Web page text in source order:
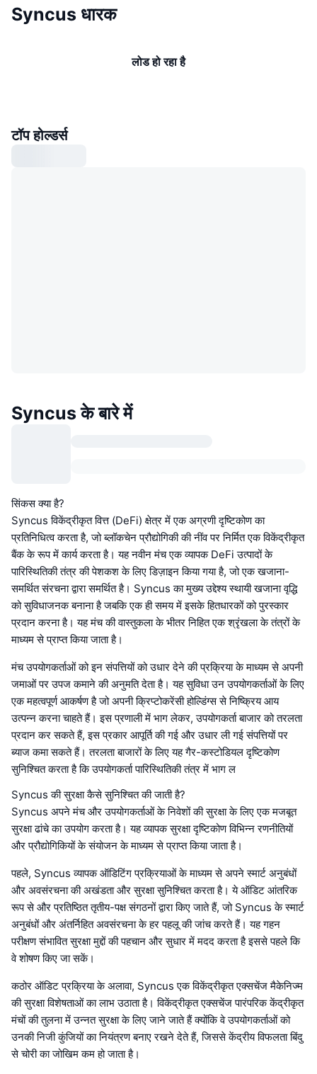
Syncus धारक
लोड हो रहा है
टॉप होल्डर्स
Syncus के बारे में
सिंकस क्या है?
Syncus विकेंद्रीकृत वित्त (DeFi) क्षेत्र में एक अग्रणी दृष्टिकोण का
प्रतिनिधित्व करता है, जो ब्लॉकचेन प्रौद्योगिकी की नींव पर निर्मित एक विकेंद्रीकृत
बैंक के रूप में कार्य करता है। यह नवीन मंच एक व्यापक DeFi उत्पादों के
पारिस्थितिकी तंत्र की पेशकश के लिए डिज़ाइन किया गया है, जो एक खजाना-
समर्थित संरचना द्वारा समर्थित है। Syncus का मुख्य उद्देश्य स्थायी खजाना वृद्धि
को सुविधाजनक बनाना है जबकि एक ही समय में इसके हितधारकों को पुरस्कार
प्रदान करना है। यह मंच की वास्तुकला के भीतर निहित एक श्रृंखला के तंत्रों के
माध्यम से प्राप्त किया जाता है।
मंच उपयोगकर्ताओं को इन संपत्तियों को उधार देने की प्रक्रिया के माध्यम से अपनी
जमाओं पर उपज कमाने की अनुमति देता है। यह सुविधा उन उपयोगकर्ताओं के लिए
एक महत्वपूर्ण आकर्षण है जो अपनी क्रिप्टोकरेंसी होल्डिंग्स से निष्क्रिय आय
उत्पन्न करना चाहते हैं। इस प्रणाली में भाग लेकर, उपयोगकर्ता बाजार को तरलता
प्रदान कर सकते हैं, इस प्रकार आपूर्ति की गई और उधार ली गई संपत्तियों पर
ब्याज कमा सकते हैं। तरलता बाजारों के लिए यह गैर-कस्टोडियल दृष्टिकोण
सुनिश्चित करता है कि उपयोगकर्ता पारिस्थितिकी तंत्र में भाग ल
Syncus की सुरक्षा कैसे सुनिश्चित की जाती है?
Syncus अपने मंच और उपयोगकर्ताओं के निवेशों की सुरक्षा के लिए एक मजबूत
सुरक्षा ढांचे का उपयोग करता है। यह व्यापक सुरक्षा दृष्टिकोण विभिन्न रणनीतियों
और प्रौद्योगिकियों के संयोजन के माध्यम से प्राप्त किया जाता है।
पहले, Syncus व्यापक ऑडिटिंग प्रक्रियाओं के माध्यम से अपने स्मार्ट अनुबंधों
और अवसंरचना की अखंडता और सुरक्षा सुनिश्चित करता है। ये ऑडिट आंतरिक
रूप से और प्रतिष्ठित तृतीय-पक्ष संगठनों द्वारा किए जाते हैं, जो Syncus के स्मार्ट
अनुबंधों और अंतर्निहित अवसंरचना के हर पहलू की जांच करते हैं। यह गहन
परीक्षण संभावित सुरक्षा मुद्दों की पहचान और सुधार में मदद करता है इससे पहले कि
वे शोषण किए जा सकें।
कठोर ऑडिट प्रक्रिया के अलावा, Syncus एक विकेंद्रीकृत एक्सचेंज मैकेनिज्म
की सुरक्षा विशेषताओं का लाभ उठाता है। विकेंद्रीकृत एक्सचेंज पारंपरिक केंद्रीकृत
मंचों की तुलना में उन्नत सुरक्षा के लिए जाने जाते हैं क्योंकि वे उपयोगकर्ताओं को
उनकी निजी कुंजियों का नियंत्रण बनाए रखने देते हैं, जिससे केंद्रीय विफलता बिंदु
से चोरी का जोखिम कम हो जाता है।